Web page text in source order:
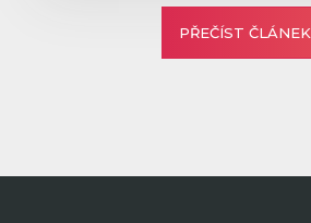
PŘEČÍST ČLÁNEK